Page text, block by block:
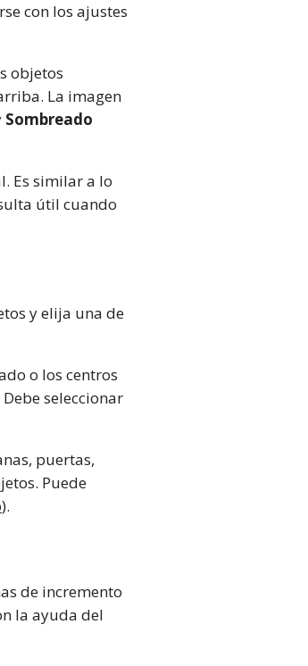
con los ajustes
objetos
La imagen
Sombreado
Es similar a lo
útil cuando
y elija una de
o los centros
seleccionar
puertas,
Puede
).
de incremento
la ayuda del